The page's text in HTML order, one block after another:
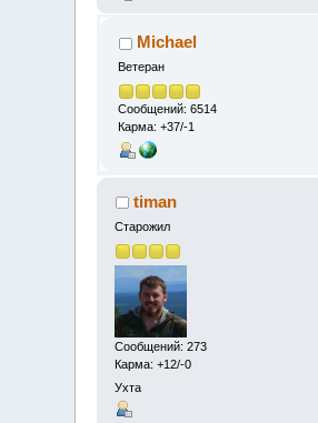
Michael
Ветеран
Сообщений: 6514
Карма: +37/-1
timan
Старожил
Сообщений: 273
Карма: +12/-0
Ухта